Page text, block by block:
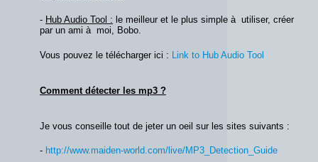
- Hub Audio Tool : le meilleur et le plus simple à utiliser, créer
par un ami à moi, Bobo.
Vous pouvez le télécharger ici : Link to Hub Audio Tool
Comment détecter les mp3 ?
Je vous conseille tout de jeter un oeil sur les sites suivants :
- http://www.maiden-world.com/live/MP3_Detection_Guide